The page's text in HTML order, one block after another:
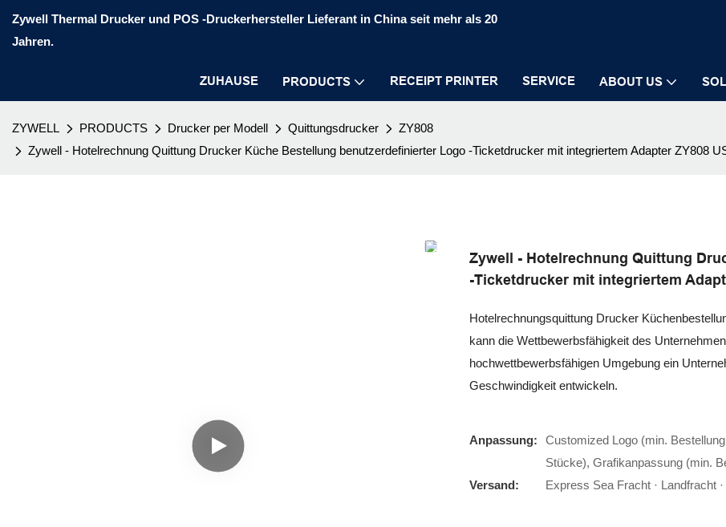
Zywell Thermal Drucker und POS -Druckerhersteller Lieferant in China seit mehr als 20
Jahren.
ZUHAUSE PRODUCTS RECEIPT PRINTER SERVICE ABOUT US
ZYWELL PRODUCTS Drucker per Modell Quittungsdrucker
ZY808
Zywell - Hotelrechnung Quittung Drucker Küche Bestellung benutzerdefinierter Logo -Ticketdrucker mit integriertem Adapter ZY808
Zywell - Hotelrechnung Quittung
-Ticketdrucker mit integriertem
Hotelrechnungsquittung Drucker
kann die Wettbewerbsfähigkeit des
hochwettbewerbsfähigen Umgebung ein
Geschwindigkeit entwickeln.
Anpassung:
Customized Logo (min.
Stücke), Grafikanpassung (min.
Versand:
Express Sea Fracht · Landfracht